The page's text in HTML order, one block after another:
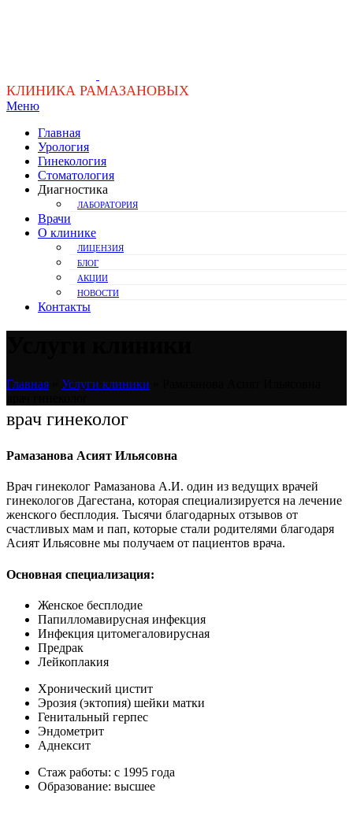
КЛИНИКА РАМАЗАНОВЫХ
Меню
Главная
Урология
Гинекология
Стоматология
Диагностика
ЛАБОРАТОРИЯ
Врачи
О клинике
ЛИЦЕНЗИЯ
БЛОГ
АКЦИИ
НОВОСТИ
Контакты
Главная Услуги клиники
врач гинеколог
Рамазанова Асият Ильясовна
Врач гинеколог Рамазанова А.И. один из ведущих врачей
гинекологов Дагестана, которая специализируется на лечение
женского бесплодия. Тысячи благодарных отзывов от
счастливых мам и пап, которые стали родителями благодаря
Асият Ильясовне мы получаем от пациентов врача.
Основная специализация:
Женское бесплодие
Папилломавирусная инфекция
Инфекция цитомегаловирусная
Предрак
Лейкоплакия
Хронический цистит
Эрозия (эктопия) шейки матки
Генитальный герпес
Эндометрит
Аднексит
Стаж работы: с 1995 года
Образование: высшее